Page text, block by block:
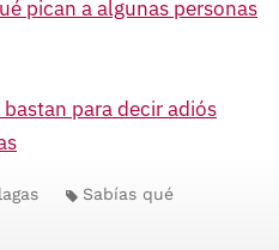
pican a algunas personas
para decir adiós
Sabías qué